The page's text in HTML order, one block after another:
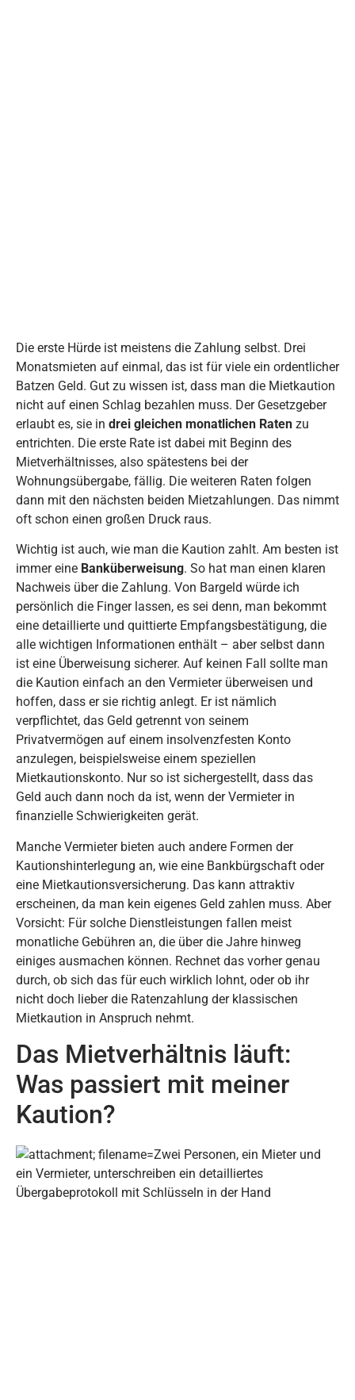
Die erste Hürde ist meistens die Zahlung selbst. Drei
Monatsmieten auf einmal, das ist für viele ein ordentlicher
Batzen Geld. Gut zu wissen ist, dass man die Mietkaution
nicht auf einen Schlag bezahlen muss. Der Gesetzgeber
erlaubt es, sie in drei gleichen monatlichen Raten zu
entrichten. Die erste Rate ist dabei mit Beginn des
Mietverhältnisses, also spätestens bei der
Wohnungsübergabe, fällig. Die weiteren Raten folgen
dann mit den nächsten beiden Mietzahlungen. Das nimmt
oft schon einen großen Druck raus.
Wichtig ist auch, wie man die Kaution zahlt. Am besten ist
immer eine Banküberweisung. So hat man einen klaren
Nachweis über die Zahlung. Von Bargeld würde ich
persönlich die Finger lassen, es sei denn, man bekommt
eine detaillierte und quittierte Empfangsbestätigung, die
alle wichtigen Informationen enthält – aber selbst dann
ist eine Überweisung sicherer. Auf keinen Fall sollte man
die Kaution einfach an den Vermieter überweisen und
hoffen, dass er sie richtig anlegt. Er ist nämlich
verpflichtet, das Geld getrennt von seinem
Privatvermögen auf einem insolvenzfesten Konto
anzulegen, beispielsweise einem speziellen
Mietkautionskonto. Nur so ist sichergestellt, dass das
Geld auch dann noch da ist, wenn der Vermieter in
finanzielle Schwierigkeiten gerät.
Manche Vermieter bieten auch andere Formen der
Kautionshinterlegung an, wie eine Bankbürgschaft oder
eine Mietkautionsversicherung. Das kann attraktiv
erscheinen, da man kein eigenes Geld zahlen muss. Aber
Vorsicht: Für solche Dienstleistungen fallen meist
monatliche Gebühren an, die über die Jahre hinweg
einiges ausmachen können. Rechnet das vorher genau
durch, ob sich das für euch wirklich lohnt, oder ob ihr
nicht doch lieber die Ratenzahlung der klassischen
Mietkaution in Anspruch nehmt.
Das Mietverhältnis läuft:
Was passiert mit meiner
Kaution?